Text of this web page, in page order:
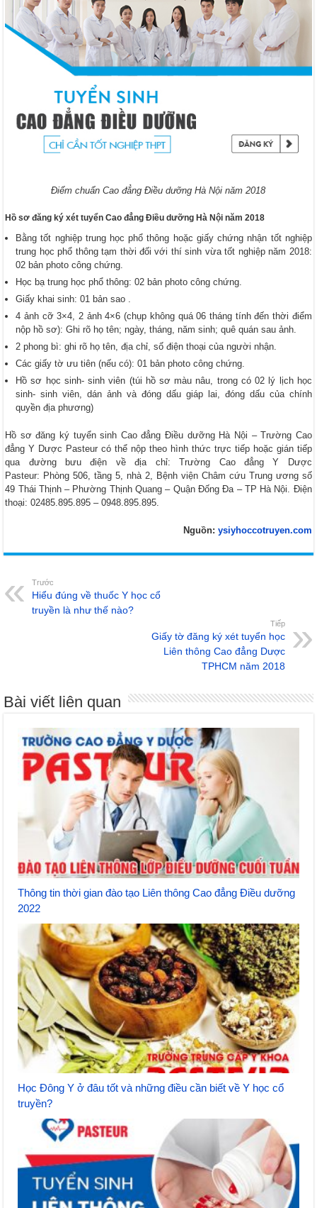
Điểm chuẩn Cao đẳng Điều dưỡng Hà Nội năm 2018
Hồ sơ đăng ký xét tuyển Cao đẳng Điều dưỡng Hà Nội năm 2018
Bằng tốt nghiệp trung học phổ thông hoặc giấy chứng nhận tốt nghiệp
trung học phổ thông tạm thời đối với thí sinh vừa tốt nghiệp năm 2018:
02 bản photo công chứng.
Học bạ trung học phổ thông: 02 bản photo công chứng.
Giấy khai sinh: 01 bản sao .
4 ảnh cỡ 3×4, 2 ảnh 4×6 (chụp không quá 06 tháng tính đến thời điểm
nộp hồ sơ): Ghi rõ họ tên; ngày, tháng, năm sinh; quê quán sau ảnh.
2 phong bì: ghi rõ họ tên, địa chỉ, số điện thoại của người nhận.
Các giấy tờ ưu tiên (nếu có): 01 bản photo công chứng.
Hồ sơ học sinh- sinh viên (túi hồ sơ màu nâu, trong có 02 lý lịch học
sinh- sinh viên, dán ảnh và đóng dấu giáp lai, đóng dấu của chính
quyền địa phương)
Hồ sơ đăng ký tuyển sinh Cao đẳng Điều dưỡng Hà Nội – Trường Cao
đẳng Y Dược Pasteur có thể nộp theo hình thức trực tiếp hoặc gián tiếp
qua đường bưu điện về địa chỉ: Trường Cao đẳng Y Dược
Pasteur: Phòng 506, tầng 5, nhà 2, Bệnh viện Châm cứu Trung ương số
49 Thái Thịnh – Phường Thịnh Quang – Quận Đống Đa – TP Hà Nội. Điện
thoại: 02485.895.895 – 0948.895.895.
Nguồn: ysiyhoccotruyen.com
Trước
Hiểu đúng về thuốc Y học cổ
truyền là như thế nào?
Tiếp
Giấy tờ đăng ký xét tuyển học
Liên thông Cao đẳng Dược
TPHCM năm 2018
Bài viết liên quan
Thông tin thời gian đào tạo Liên thông Cao đẳng Điều dưỡng
2022
Học Đông Y ở đâu tốt và những điều cần biết về Y học cổ
truyền?